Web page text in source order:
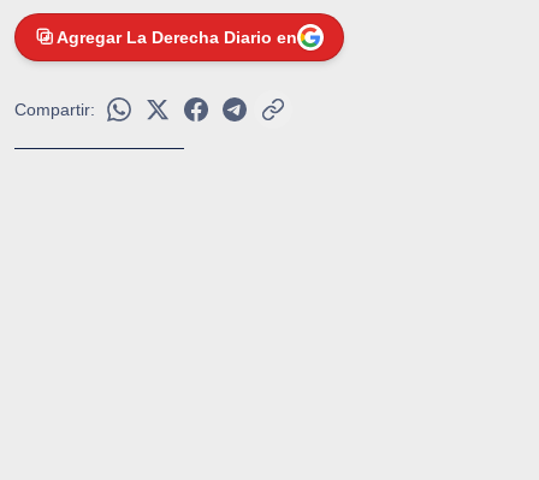
Agregar La Derecha Diario en
Compartir: